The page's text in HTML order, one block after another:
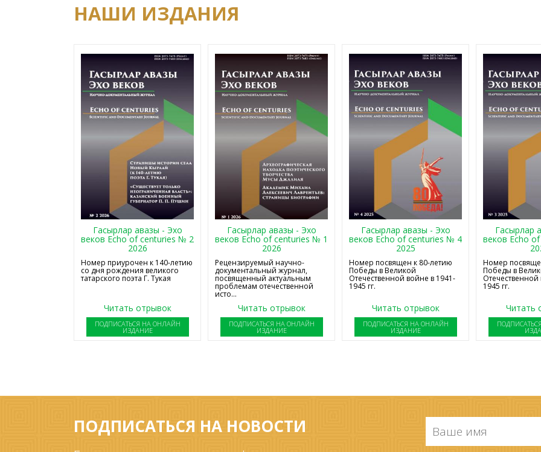
НАШИ ИЗДАНИЯ
Гасырлар авазы - Эхо
веков Echo of centuries № 2
2026
Номер приурочен к 140-летию
со дня рождения великого
татарского поэта Г. Тукая
Читать отрывок
ПОДПИСАТЬСЯ НА ОНЛАЙН
ИЗДАНИЕ
Гасырлар авазы - Эхо
веков Echo of centuries № 1
2026
Рецензируемый научно-
документальный журнал,
посвященный актуальным
проблемам отечественной
исто...
Читать отрывок
ПОДПИСАТЬСЯ НА ОНЛАЙН
ИЗДАНИЕ
Гасырлар авазы - Эхо
веков Echo of centuries № 4
2025
Номер посвящен к 80-летию
Победы в Великой
Отечественной войне в 1941-
1945 гг.
Читать отрывок
ПОДПИСАТЬСЯ НА ОНЛАЙН
ИЗДАНИЕ
Гасырлар
веков Echo
Номер
Победы в
1945 гг.
Читать
ПОДПИСАТЬСЯ НА НОВОСТИ
имя